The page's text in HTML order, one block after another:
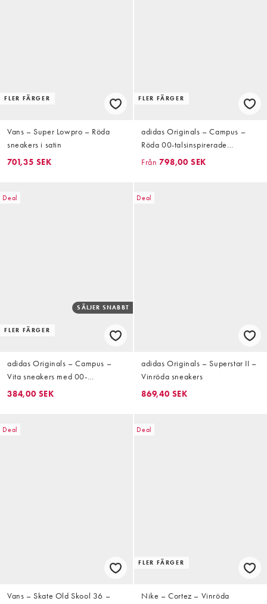
FLER FÄRGER
Vans – Super Lowpro – Röda
sneakers i satin
701,35 SEK
FLER FÄRGER
adidas Originals – Campus –
Röda 00-talsinspirerade
sneakers
Från 798,00 SEK
Deal
FLER FÄRGER
SÄLJER SNABBT
adidas Originals – Campus –
Vita sneakers med 00-
talsinspirerad design
384,00 SEK
Deal
adidas Originals – Superstar II –
Vinröda sneakers
869,40 SEK
Deal
Vans – Skate Old Skool 36 –
Deal
FLER FÄRGER
Nike – Cortez – Vinröda